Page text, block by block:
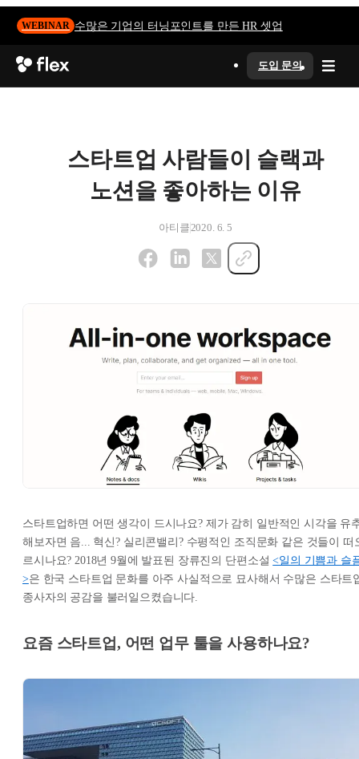
WEBINAR 수많은 기업의 터닝포인트를 만든 HR 셋업
도입 문의
스타트업 사람들이 슬랙과
노션을 좋아하는 이유
아티클 2020. 6. 5
스타트업하면 어떤 생각이 드시나요? 제가 감히 일반적인 시각을 유
해보자면 음... 혁신? 실리콘밸리? 수평적인 조직문화 같은 것들이 떠
르시나요? 2018년 9월에 발표된 장류진의 단편소설<일의 기쁨과 슬
>은 한국 스타트업 문화를 아주 사실적으로 묘사해서 수많은 스타트
종사자의 공감을 불러일으켰습니다.
요즘 스타트업, 어떤 업무 툴을 사용하나요?